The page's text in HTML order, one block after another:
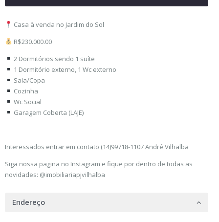
Casa à venda no Jardim do Sol
R$230.000.00
2 Dormitórios sendo 1 suíte
1 Dormitório externo, 1 Wc externo
Sala/Copa
Cozinha
Wc Social
Garagem Coberta (LAJE)
Interessados entrar em contato (14)99718-1107 André Vilhalba
Siga nossa pagina no Instagram e fique por dentro de todas as
novidades: @imobiliariapjvilhalba
Endereço